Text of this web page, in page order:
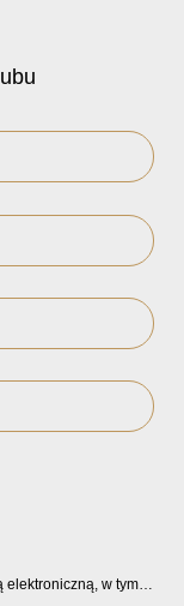
elektroniczną, w tym